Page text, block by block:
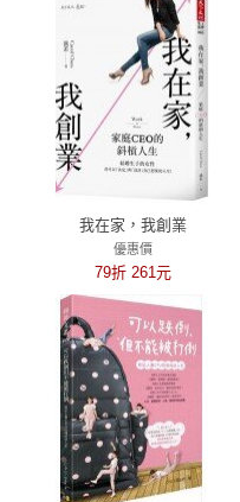
我在家，我創業
優惠價
79折 261元